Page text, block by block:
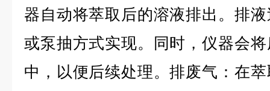
器自动将萃取后的溶液排出。排
或泵抽方式实现。同时，仪器会
中，以便后续处理。排废气：在